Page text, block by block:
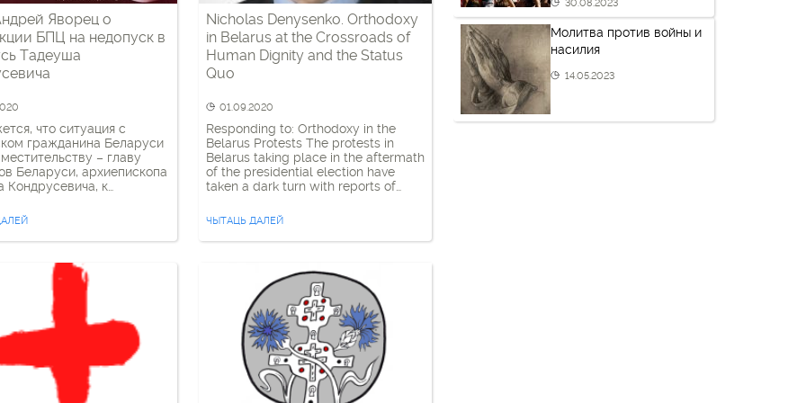
Яворец о
БПЦ на недопуск в
Тадеуша
что ситуация с
гражданина Беларуси
– главу
Беларуси, архиепископа
Кондрусевича, к
– это тот самый
когда бессмертная цитата
Мартина Нимёллера не
реальности. И поэтому,
сожалеть, что у
ничего […]
Nicholas Denysenko. Orthodoxy
in Belarus at the Crossroads of
Human Dignity and the Status
Quo
01.09.2020
Responding to: Orthodoxy in the
Belarus Protests The protests in
Belarus taking place in the aftermath
of the presidential election have
taken a dark turn with reports of
police. Religious leaders are playing
an important role in responding to
the civil unrest. While some faith
ЧЫТАЦЬ ДАЛЕЙ
30.08.2023
Молитва против войны и
насилия
14.05.2023